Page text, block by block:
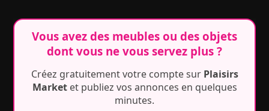
Vous avez des meubles ou des objets
dont vous ne vous servez plus ?
Créez gratuitement votre compte sur Plaisirs
Marketet publiez vos annonces en quelques
minutes.